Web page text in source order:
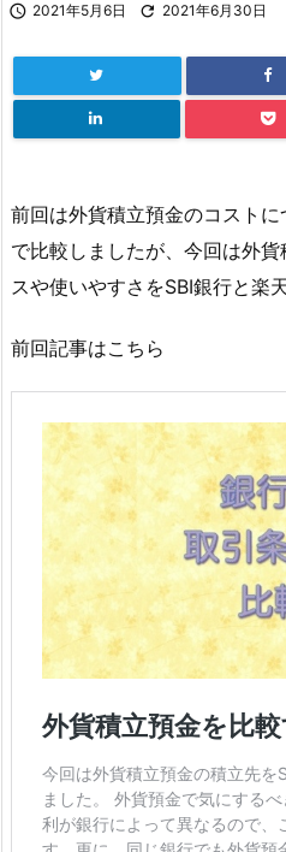
 2021年5月6日  2021年6月30日
前回は外貨積立預金のコスト
で比較しましたが、今回は外
スや使いやすさをSBI銀行と楽
前回記事はこちら